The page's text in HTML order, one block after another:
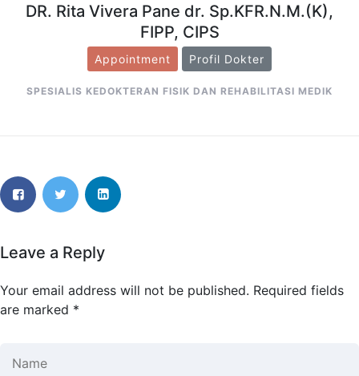
DR. Rita Vivera Pane dr. Sp.KFR.N.M.(K),
FIPP, CIPS
Appointment Profil Dokter
SPESIALIS KEDOKTERAN FISIK DAN REHABILITASI MEDIK
Leave a Reply
Your email address will not be published. Required fields
are marked *